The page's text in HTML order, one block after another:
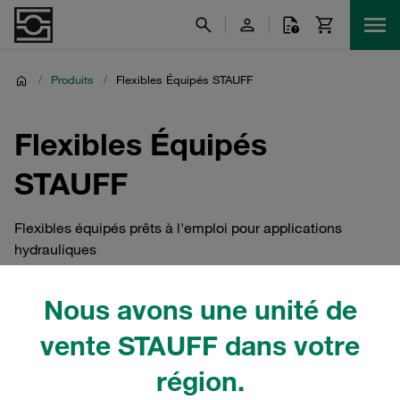
Nous avons une unité de
vente STAUFF dans votre
région.
/ Produits / Flexibles Équipés STAUFF
Flexibles Équipés
STAUFF
Flexibles équipés prêts à l'emploi pour applications
hydrauliques
Flexibles équipés de STAUFF